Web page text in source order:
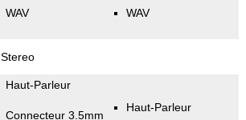
WAV WAV
Stereo
Haut-Parleur
Connecteur 3.5mm
Haut-Parleur